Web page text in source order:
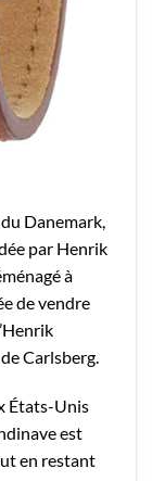
Danemark,
par Henrik
à
de vendre
Carlsberg.
États-Unis
est
en restant